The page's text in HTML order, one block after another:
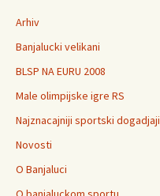
Arhiv
Banjalucki velikani
BLSP NA EURU 2008
Male olimpijske igre RS
Najznacajniji sportski dogadjaji
Novosti
O Banjaluci